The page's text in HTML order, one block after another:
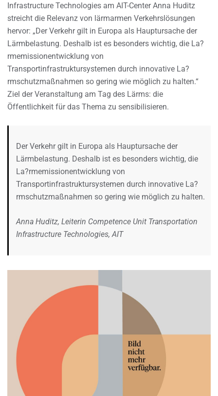
Infrastructure Technologies am AIT-Center Anna Huditz
streicht die Relevanz von lärmarmen Verkehrslösungen
hervor: „Der Verkehr gilt in Europa als Hauptursache der
Lärmbelastung. Deshalb ist es besonders wichtig, die La?
rmemissionentwicklung von
Transportinfrastruktursystemen durch innovative La?
rmschutzmaßnahmen so gering wie möglich zu halten.“
Ziel der Veranstaltung am Tag des Lärms: die
Öffentlichkeit für das Thema zu sensibilisieren.
Der Verkehr gilt in Europa als Hauptursache der
Lärmbelastung. Deshalb ist es besonders wichtig, die
La?rmemissionentwicklung von
Transportinfrastruktursystemen durch innovative La?
rmschutzmaßnahmen so gering wie möglich zu halten.
Anna Huditz, Leiterin Competence Unit Transportation
Infrastructure Technologies, AIT